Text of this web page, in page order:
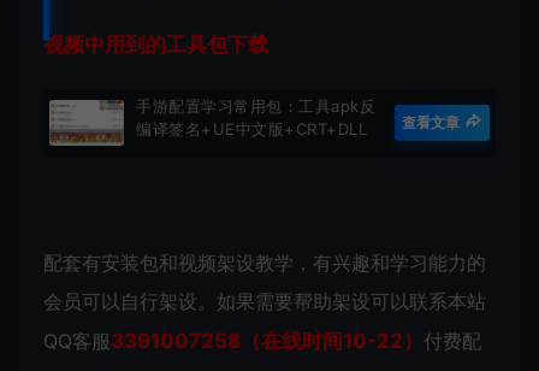
视频中用到的工具包下载
手游配置学习常用包：工具apk反
编译签名+UE中文版+CRT+DLL
查看文章
配套有安装包和视频架设教学，有兴趣和学习能力的
会员可以自行架设。如果需要帮助架设可以联系本站
QQ客服3391007258（在线时间10-22） 付费配